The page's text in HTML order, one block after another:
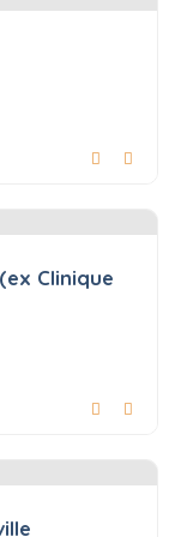
Clinique